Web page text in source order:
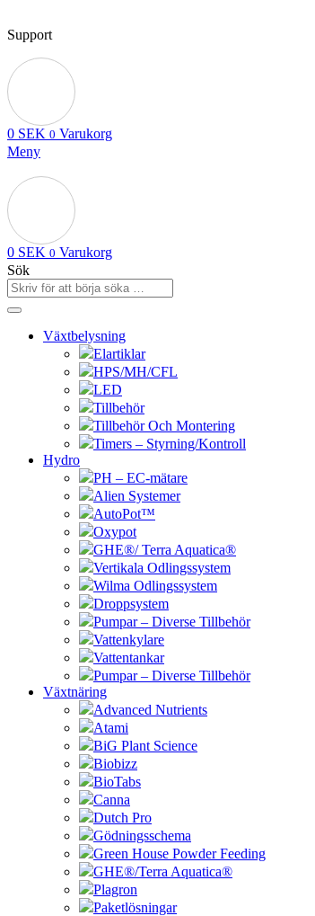
Support
0 SEK 0 Varukorg
Meny
0 SEK 0 Varukorg
Sök
Växtbelysning
Elartiklar
HPS/MH/CFL
LED
Tillbehör
Tillbehör Och Montering
Timers – Styrning/Kontroll
Hydro
PH – EC-mätare
Alien Systemer
AutoPot™
Oxypot
GHE®/ Terra Aquatica®
Vertikala Odlingssystem
Wilma Odlingssystem
Droppsystem
Pumpar – Diverse Tillbehör
Vattenkylare
Vattentankar
Pumpar – Diverse Tillbehör
Växtnäring
Advanced Nutrients
Atami
BiG Plant Science
Biobizz
BioTabs
Canna
Dutch Pro
Gödningsschema
Green House Powder Feeding
GHE®/Terra Aquatica®
Plagron
Paketlösningar